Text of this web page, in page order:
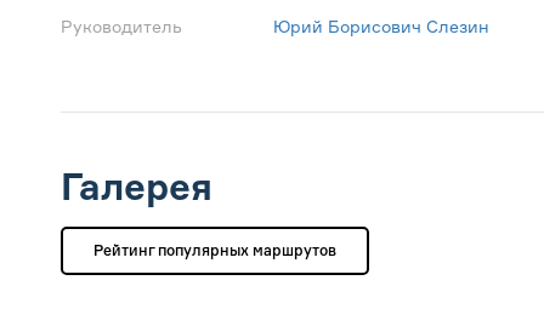
Руководитель
Юрий Борисович Слезин
Галерея
Рейтинг популярных маршрутов